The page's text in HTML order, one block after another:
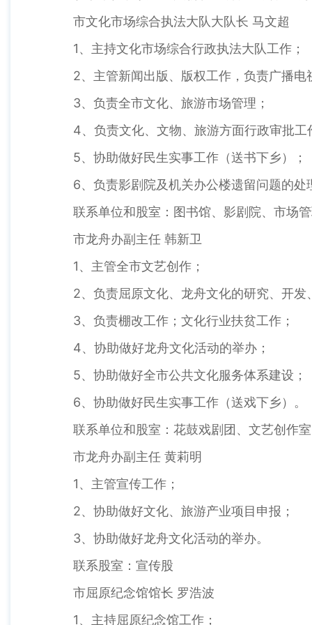
市文化市场综合执法大队大队长 马文超
1、主持文化市场综合行政执法大队工作；
2、主管新闻出版、版权工作，负责广播电
3、负责全市文化、旅游市场管理；
4、负责文化、文物、旅游方面行政审批工
5、协助做好民生实事工作（送书下乡）；
6、负责影剧院及机关办公楼遗留问题的处
联系单位和股室：图书馆、影剧院、市场
市龙舟办副主任 韩新卫
1、主管全市文艺创作；
2、负责屈原文化、龙舟文化的研究、开发
3、负责棚改工作；文化行业扶贫工作；
4、协助做好龙舟文化活动的举办；
5、协助做好全市公共文化服务体系建设；
6、协助做好民生实事工作（送戏下乡）。
联系单位和股室：花鼓戏剧团、文艺创作
市龙舟办副主任 黄莉明
1、主管宣传工作；
2、协助做好文化、旅游产业项目申报；
3、协助做好龙舟文化活动的举办。
联系股室：宣传股
市屈原纪念馆馆长 罗浩波
1、主持屈原纪念馆工作；